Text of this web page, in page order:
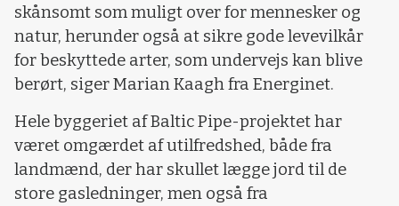
skånsomt som muligt over for mennesker og
natur, herunder også at sikre gode levevilkår
for beskyttede arter, som undervejs kan blive
berørt, siger Marian Kaagh fra Energinet.
Hele byggeriet af Baltic Pipe-projektet har
været omgærdet af utilfredshed, både fra
landmænd, der har skullet lægge jord til de
store gasledninger, men også fra